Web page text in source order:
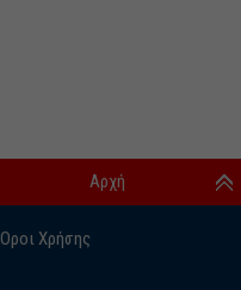
Οροι Χρήσης
Αρχή